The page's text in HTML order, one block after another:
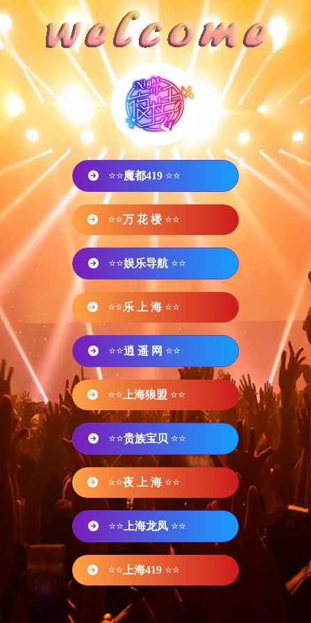
⭐⭐魔都419 ⭐⭐
⭐⭐万 花 楼 ⭐⭐
⭐⭐娱乐导航 ⭐⭐
⭐⭐乐 上 海 ⭐⭐
⭐⭐逍 遥 网 ⭐⭐
⭐⭐ 上海狼盟 ⭐⭐
⭐⭐贵族宝贝 ⭐⭐
⭐⭐夜 上 海 ⭐⭐
⭐⭐ 上海龙凤 ⭐⭐
⭐⭐ 上海419 ⭐⭐